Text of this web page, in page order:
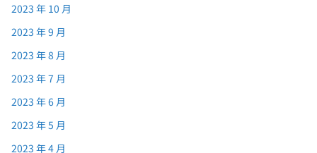
2023 年 10 月
2023 年 9 月
2023 年 8 月
2023 年 7 月
2023 年 6 月
2023 年 5 月
2023 年 4 月